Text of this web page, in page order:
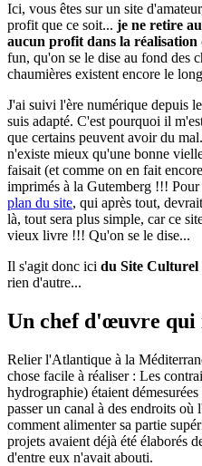
Ici, vous êtes sur un site
profit que ce soit... je ne retire
aucun profit dans la réalisation
fun, qu'on se le dise au fond des
chaumières existent encore le
J'ai suivi l'ère numérique depuis
suis adapté. C'est pourquoi il
que certains peuvent avoir du
n'existe mieux qu'une bonne
faisait (et comme on en fait
imprimés à la Gutemberg !!!
plan du site, qui après tout,
là, tout sera plus simple, car ce
vieux livre !!! Qu'on se le dise...
Il s'agit donc ici du Site Culturel
rien d'autre...
Un chef d'œuvre qui
Relier l'Atlantique à la
chose facile à réaliser : Les
hydrographie) étaient
passer un canal à des endroits où
comment alimenter sa partie
projets avaient déjà été élaborés
d'entre eux n'avait abouti.